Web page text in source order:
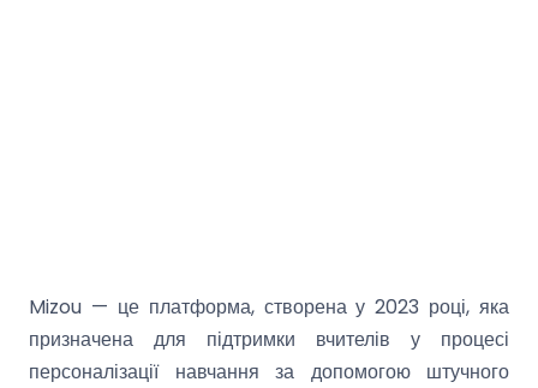
Mizou — це платформа, створена у 2023 році, яка
призначена для підтримки вчителів у процесі
персоналізації навчання за допомогою штучного